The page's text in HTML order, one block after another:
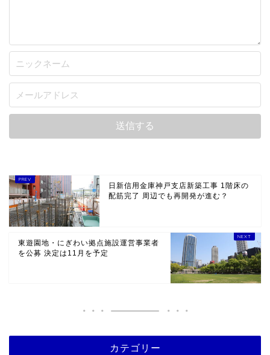
日新信用金庫神戸支店新築工事 1階床の
配筋完了 周辺でも再開発が進む？
東遊園地・にぎわい拠点施設運営事業者
を公募 決定は11月を予定
カテゴリー